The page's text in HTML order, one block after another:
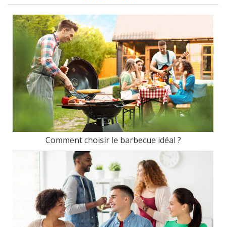
Comment choisir le barbecue idéal ?